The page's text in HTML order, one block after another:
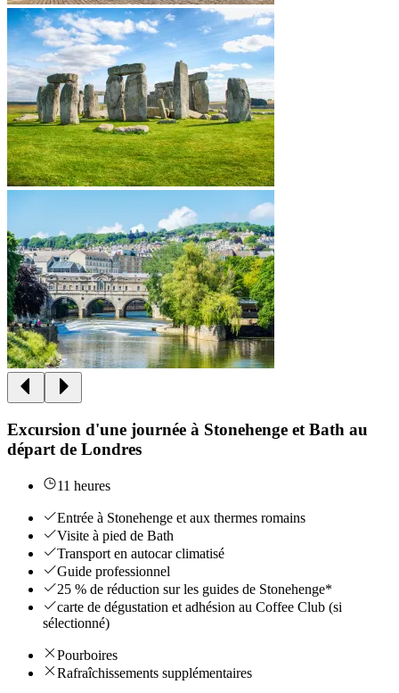
Excursion d'une journée à Stonehenge et Bath au
départ de Londres
11 heures
Entrée à Stonehenge et aux thermes romains
Visite à pied de Bath
Transport en autocar climatisé
Guide professionnel
25 % de réduction sur les guides de Stonehenge*
carte de dégustation et adhésion au Coffee Club (si
sélectionné)
Pourboires
Rafraîchissements supplémentaires